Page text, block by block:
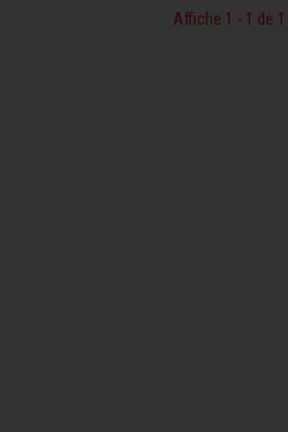
Affiche 1 - 1 de 1